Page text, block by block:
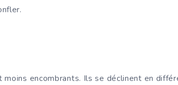
encombrants. Ils se déclinent en